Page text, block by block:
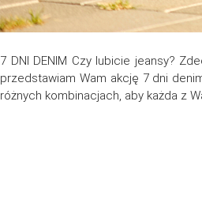
7 DNI DENIM Czy lubicie jeansy?
przedstawiam Wam akcję 7 dni
różnych kombinacjach, aby każda z